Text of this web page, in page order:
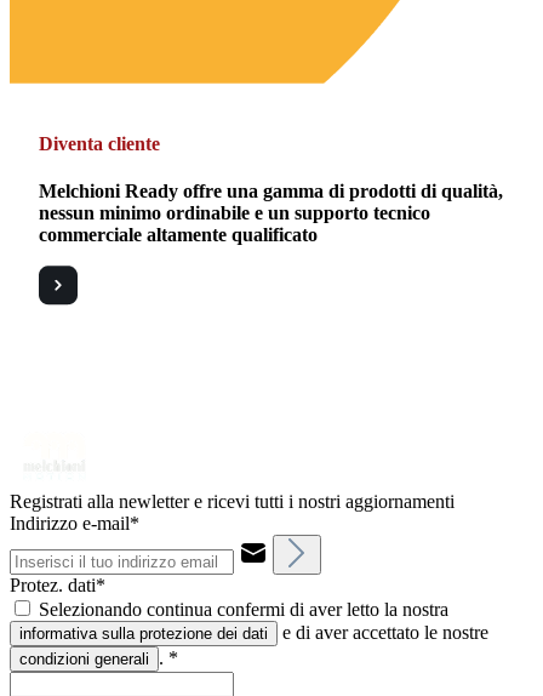
Diventa cliente
Melchioni Ready offre una gamma di prodotti di qualità,
nessun minimo ordinabile e un supporto tecnico
commerciale altamente qualificato
Registrati alla newletter e ricevi tutti i nostri aggiornamenti
Indirizzo e-mail*
Protez. dati*
Selezionando continua confermi di aver letto la nostra
informativa sulla protezione dei dati e di aver accettato le nostre
condizioni generali . *